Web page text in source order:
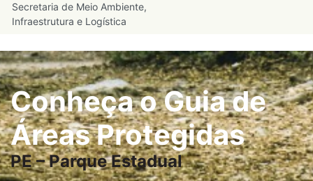
Secretaria de Meio Ambiente,
Infraestrutura e Logística
Conheça o Guia de
Áreas Protegidas
PE – Parque Estadual